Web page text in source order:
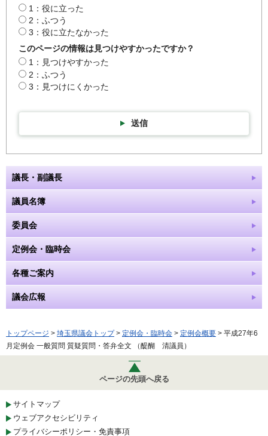
1：役に立った
2：ふつう
3：役に立たなかった
このページの情報は見つけやすかったですか？
1：見つけやすかった
2：ふつう
3：見つけにくかった
送信
議長・副議長
議員名簿
委員会
定例会・臨時会
各種ご案内
議会広報
トップページ > 埼玉県議会トップ> 定例会・臨時会 > 定例会概要 > 平成27年6
月定例会 一般質問 質疑質問・答弁全文 （醍醐 清議員）
ページの先頭へ戻る
サイトマップ
ウェブアクセシビリティ
プライバシーポリシー・免責事項